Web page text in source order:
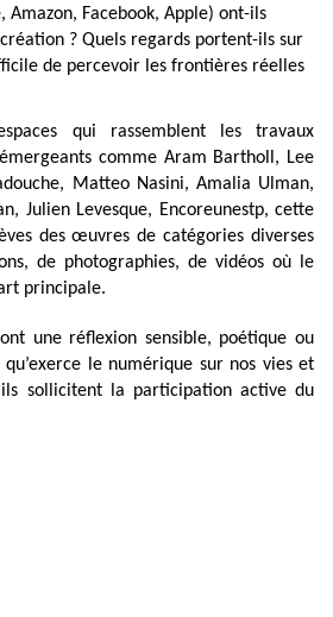
Amazon, Facebook, Apple) ont-ils
? Quels regards portent-ils sur
de percevoir les frontières réelles
qui rassemblent les travaux
comme Aram Bartholl, Lee
Matteo Nasini, Amalia Ulman,
Julien Levesque, Encoreunestp, cette
des œuvres de catégories diverses
de photographies, de vidéos où le
principale.
une réflexion sensible, poétique ou
le numérique sur nos vies et
sollicitent la participation active du